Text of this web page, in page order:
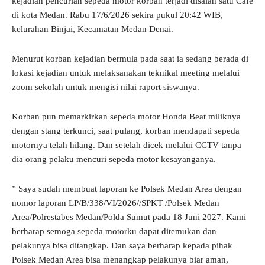
di kota Medan. Rabu 17/6/2026 sekira pukul 20:42 WIB,
kelurahan Binjai, Kecamatan Medan Denai.
Menurut korban kejadian bermula pada saat ia sedang berada di
lokasi kejadian untuk melaksanakan teknikal meeting melalui
zoom sekolah untuk mengisi nilai raport siswanya.
Korban pun memarkirkan sepeda motor Honda Beat miliknya
dengan stang terkunci, saat pulang, korban mendapati sepeda
motornya telah hilang. Dan setelah dicek melalui CCTV tanpa
dia orang pelaku mencuri sepeda motor kesayanganya.
” Saya sudah membuat laporan ke Polsek Medan Area dengan
nomor laporan LP/B/338/VI/2026//SPKT /Polsek Medan
Area/Polrestabes Medan/Polda Sumut pada 18 Juni 2027. Kami
berharap semoga sepeda motorku dapat ditemukan dan
pelakunya bisa ditangkap. Dan saya berharap kepada pihak
Polsek Medan Area bisa menangkap pelakunya biar aman,